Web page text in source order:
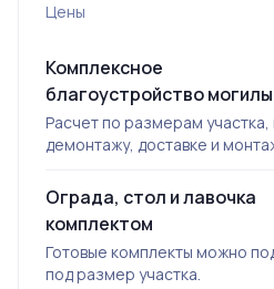
Цены
Комплексное
благоустройство могилы
Расчет по размерам
демонтажу, доставке и
Ограда, стол и лавочка
комплектом
Готовые комплекты можно
под размер участка.